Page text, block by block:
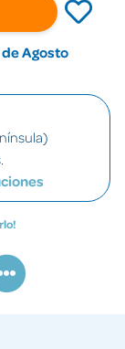
de Agosto